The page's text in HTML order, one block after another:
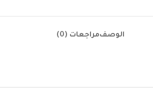
الوصفمراجعات (0)